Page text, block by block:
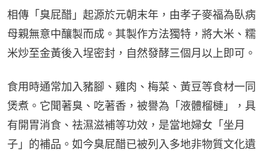
相傳「臭屁醋」起源於元朝末年，由孝子麥福為臥病
母親無意中釀製而成。其製作方法獨特，將大米、糯
米炒至金黃後入埕密封，自然發酵三個月以上即可。
食用時通常加入豬腳、雞肉、梅菜、黃豆等食材一同
煲煮。它聞著臭、吃著香，被譽為「液體榴槤」，具
有開胃消食、祛濕滋補等功效，是當地婦女「坐月
子」的補品。如今臭屁醋已被列入多地非物質文化遺